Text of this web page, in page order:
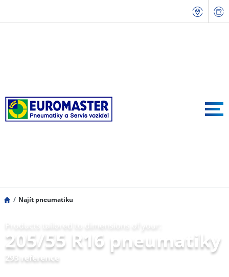
Najít pneumatiku
205/55 R16 pneumatiky
293 reference